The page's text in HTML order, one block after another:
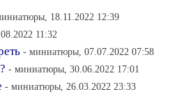
18.11.2022 12:39
11:32
- миниатюры, 07.07.2022 07:58
- миниатюры, 30.06.2022 17:01
- миниатюры, 26.03.2022 23:33